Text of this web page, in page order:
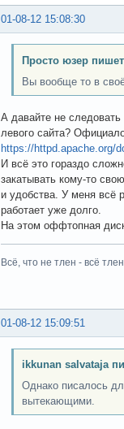
01-08-12 15:08:30
Просто юзер
Вы вообще то в
А давайте не
левого сайта?
https://httpd.apache.org/
И всё это гораздо
закатывать кому-то
и удобства. У меня всё
работает уже долго.
На этом оффтопная
Всё, что не тлен - всё
01-08-12 15:09:51
ikkunan salvataja
Однако писалось
вытекающими.